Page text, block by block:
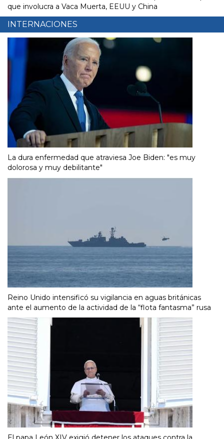
que involucra a Vaca Muerta, EEUU y China
INTERNACIONES
La dura enfermedad que atraviesa Joe Biden: "es muy
dolorosa y muy debilitante"
Reino Unido intensificó su vigilancia en aguas británicas
ante el aumento de la actividad de la “flota fantasma” rusa